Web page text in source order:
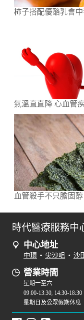
柿子搭配優酪乳會
氣溫直直降 心血管
血管殺手不只膽固
時代醫療服務中
中心地址
中環 • 尖沙咀 • 沙
營業時間
星期一至六
09:00-13:30, 14:30-18:30
星期日及公眾假期休息